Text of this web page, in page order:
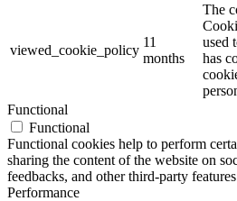
viewed_cookie_policy
11
months
The
used
has
Functional
Functional
Functional cookies help to perform
sharing the content of the website on
feedbacks, and other third-party
Performance